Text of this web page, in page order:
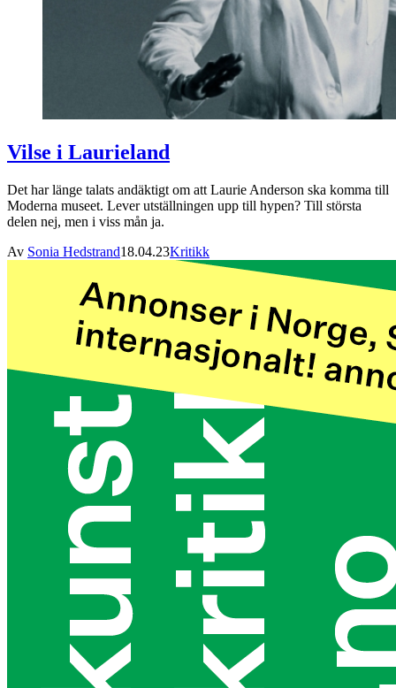
Vilse i Laurieland
Det har länge talats andäktigt om att Laurie Anderson ska komma till
Moderna museet. Lever utställningen upp till hypen? Till största
delen nej, men i viss mån ja.
Av Sonia Hedstrand18.04.23Kritikk